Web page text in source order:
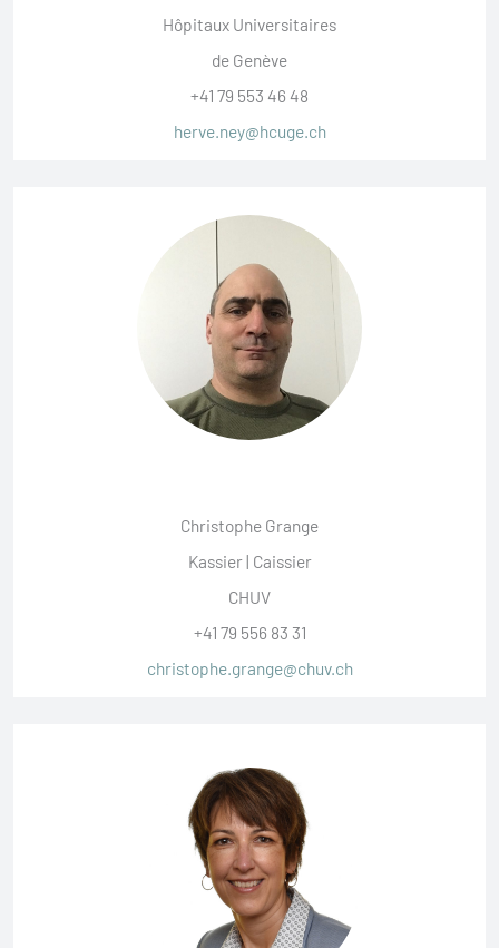
Hôpitaux Universitaires
de Genève
+41 79 553 46 48
herve.ney@hcuge.ch
Christophe Grange
Kassier | Caissier
CHUV
+41 79 556 83 31
christophe.grange@chuv.ch